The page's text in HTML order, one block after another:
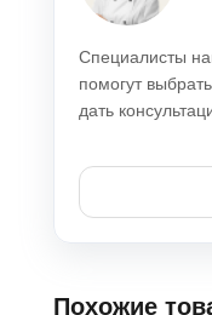
Специалисты
помогут
дать
Похожие